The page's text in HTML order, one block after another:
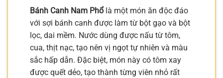
Bánh Canh Nam Phổ là một món ăn độc đáo
với sợi bánh canh được làm từ bột gạo và bột
lọc, dai mềm. Nước dùng được nấu từ tôm,
cua, thịt nạc, tạo nên vị ngọt tự nhiên và màu
sắc hấp dẫn. Đặc biệt, món này có tôm xay
được quết dẻo, tạo thành từng viên nhỏ rất